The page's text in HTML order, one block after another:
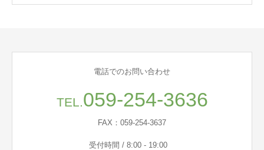
電話でのお問い合わせ
TEL.059-254-3636
FAX：059-254-3637
受付時間 / 8:00 - 19:00